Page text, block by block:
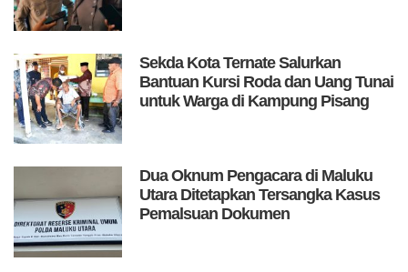
Sekda Kota Ternate Salurkan
Bantuan Kursi Roda dan Uang Tunai
untuk Warga di Kampung Pisang
Dua Oknum Pengacara di Maluku
Utara Ditetapkan Tersangka Kasus
Pemalsuan Dokumen